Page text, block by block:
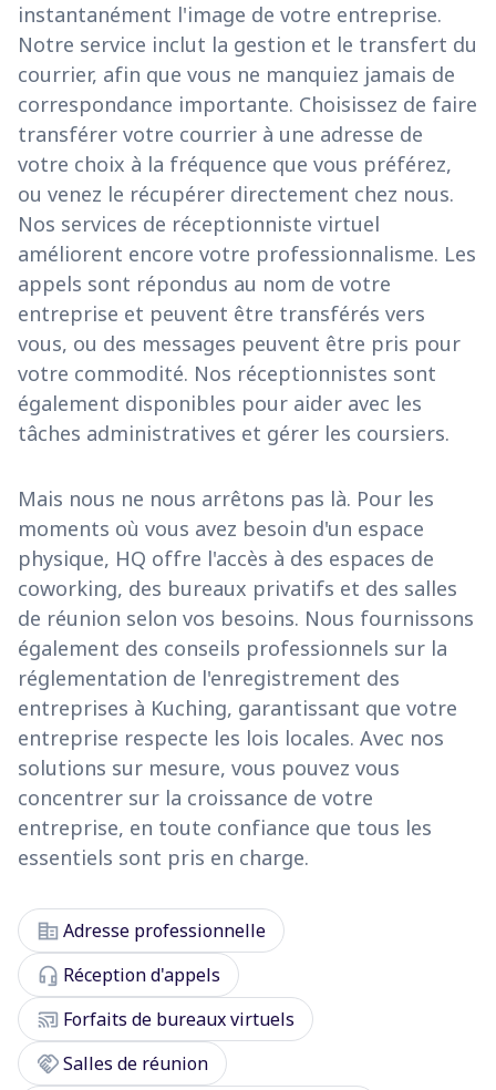
instantanément l'image de votre entreprise.
Notre service inclut la gestion et le transfert du
courrier, afin que vous ne manquiez jamais de
correspondance importante. Choisissez de faire
transférer votre courrier à une adresse de
votre choix à la fréquence que vous préférez,
ou venez le récupérer directement chez nous.
Nos services de réceptionniste virtuel
améliorent encore votre professionnalisme. Les
appels sont répondus au nom de votre
entreprise et peuvent être transférés vers
vous, ou des messages peuvent être pris pour
votre commodité. Nos réceptionnistes sont
également disponibles pour aider avec les
tâches administratives et gérer les coursiers.
Mais nous ne nous arrêtons pas là. Pour les
moments où vous avez besoin d'un espace
physique, HQ offre l'accès à des espaces de
coworking, des bureaux privatifs et des salles
de réunion selon vos besoins. Nous fournissons
également des conseils professionnels sur la
réglementation de l'enregistrement des
entreprises à Kuching, garantissant que votre
entreprise respecte les lois locales. Avec nos
solutions sur mesure, vous pouvez vous
concentrer sur la croissance de votre
entreprise, en toute confiance que tous les
essentiels sont pris en charge.
corporate_fareAdresse professionnelle
headset_mic Réception d'appels
cast_connected Forfaits de bureaux virtuels
handshakeSalles de réunion